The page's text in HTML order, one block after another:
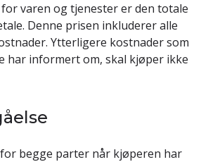
varen og tjenester er den totale
Denne prisen inkluderer alle
Ytterligere kostnader som
har informert om, skal kjøper ikke
begge parter når kjøperen har